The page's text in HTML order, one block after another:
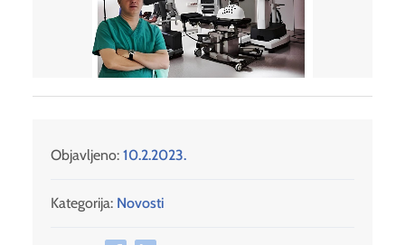
Objavljeno: 10.2.2023.
Kategorija: Novosti